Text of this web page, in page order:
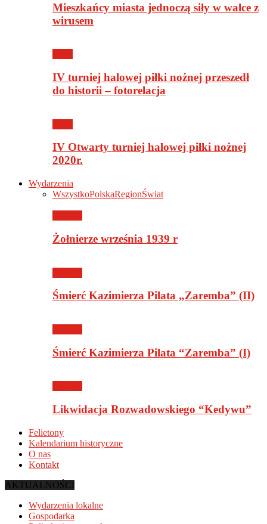
Mieszkańcy miasta jednoczą siły w walce z
wirusem
IV turniej halowej piłki nożnej przeszedł
do historii – fotorelacja
IV Otwarty turniej halowej piłki nożnej
2020r.
Wydarzenia
WszystkoPolskaRegionŚwiat
Żołnierze września 1939 r
Śmierć Kazimierza Pilata „Zaremba” (II)
Śmierć Kazimierza Pilata “Zaremba” (I)
Likwidacja Rozwadowskiego “Kedywu”
Felietony
Kalendarium historyczne
O nas
Kontakt
AKTUALNOŚCI
Wydarzenia lokalne
Gospodarka